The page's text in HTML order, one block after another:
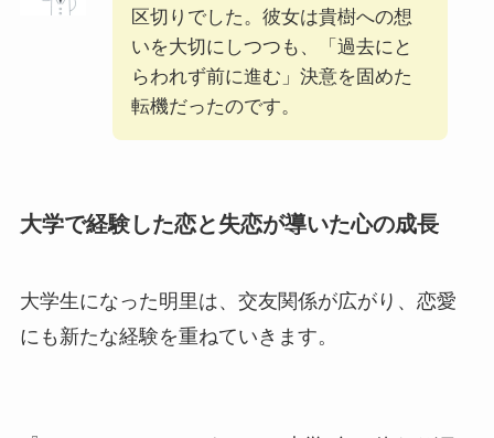
区切りでした。彼女は貴樹への想
いを大切にしつつも、「過去にと
らわれず前に進む」決意を固めた
転機だったのです。
大学で経験した恋と失恋が導いた心の成長
大学生になった明里は、交友関係が広がり、恋愛
にも新たな経験を重ねていきます。